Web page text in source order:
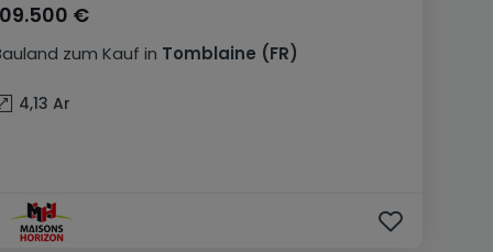
zum Kauf in Tomblaine (FR)
€
4,13 Ar